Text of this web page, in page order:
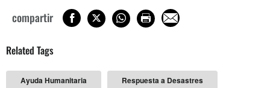
compartir
Related Tags
Ayuda Humanitaria Respuesta a Desastres